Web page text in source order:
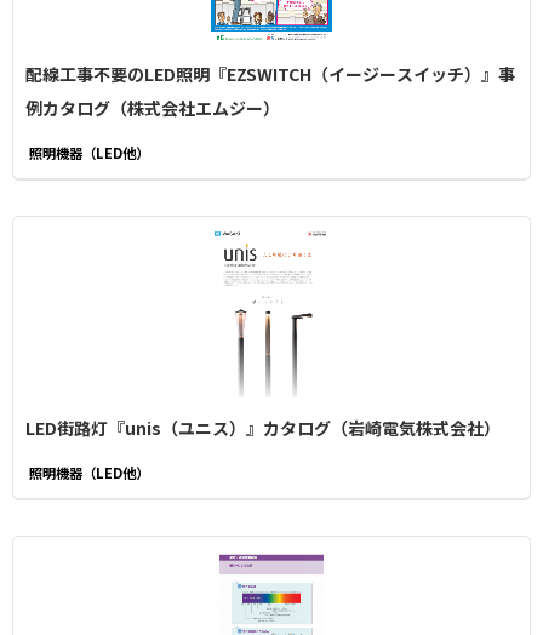
配線工事不要のLED照明『EZSWITCH（イージースイッチ）』事
例カタログ（株式会社エムジー）
照明機器（LED他）
LED街路灯『unis（ユニス）』カタログ（岩崎電気株式会社）
照明機器（LED他）